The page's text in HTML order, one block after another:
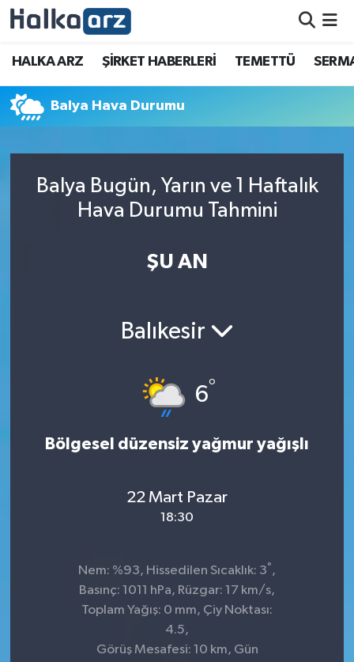
HALKA ARZ ŞİRKET HABERLERİ TEMETTÜ
Balya Hava Durumu
Balya Bugün, Yarın ve 1 Haftalık
Hava Durumu Tahmini
ŞU AN
Balıkesir
6°
Bölgesel düzensiz yağmur yağışlı
22 Mart Pazar
18:30
Nem: %93, Hissedilen Sıcaklık: 3°,
Basınç: 1011 hPa, Rüzgar: 17 km/s,
Toplam Yağış: 0 mm, Çiy Noktası:
4.5,
Görüş Mesafesi: 10 km, Gün
HALKA ARZ
SERMAYE ARTIRIMI
TEMETTÜ
İletişim